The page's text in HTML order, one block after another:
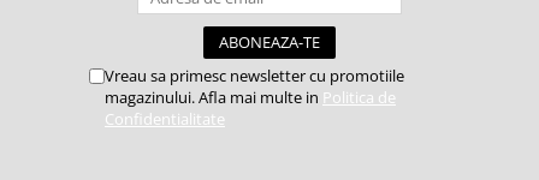
Vreau sa primesc newsletter cu promotiile
magazinului. Afla mai multe in Politica de
Confidentialitate